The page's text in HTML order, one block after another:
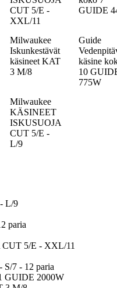
CUT 5/E -
XXL/11
GUIDE
Milwaukee
Iskunkestävät
käsineet KAT
3 M/8
Guide
käsine
10
775W
Milwaukee
KÄSINEET
ISKUSUOJA
CUT 5/E -
L/9
L/9
paria
5/E - XXL/11
7 - 12 paria
GUIDE 2000W